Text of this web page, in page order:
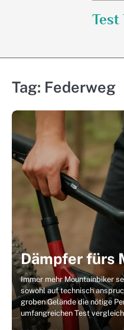
Test
Tag: Federweg
Dämpfer fürs
Immer mehr Mountainbiker
sowohl auf technisch
groben Gelände die nötige
umfangreichen Test